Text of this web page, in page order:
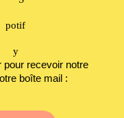
recevoir notre
boîte mail :